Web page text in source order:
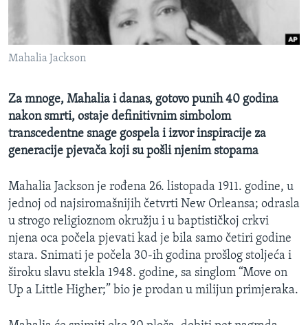
O GLASU AMERIKE
PRATITE NAS
Mahalia Jackson
Za mnoge, Mahalia i danas, gotovo punih 40 godina
nakon smrti, ostaje definitivnim simbolom
transcedentne snage gospela i izvor inspiracije za
generacije pjevača koji su pošli njenim stopama
Mahalia Jackson je rođena 26. listopada 1911. godine, u
jednoj od najsiromašnijih četvrti New Orleansa; odrasla
u strogo religioznom okružju i u baptističkoj crkvi
njena oca počela pjevati kad je bila samo četiri godine
stara. Snimati je počela 30-ih godina prošlog stoljeća i
široku slavu stekla 1948. godine, sa singlom “Move on
Up a Little Higher;” bio je prodan u milijun primjeraka.